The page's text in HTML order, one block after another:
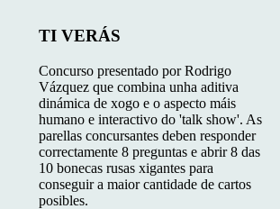
TI VERÁS
Concurso presentado por Rodrigo
Vázquez que combina unha aditiva
dinámica de xogo e o aspecto máis
humano e interactivo do 'talk show'. As
parellas concursantes deben responder
correctamente 8 preguntas e abrir 8 das
10 bonecas rusas xigantes para
conseguir a maior cantidade de cartos
posibles.